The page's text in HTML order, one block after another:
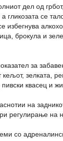
дел од
гликозата се
брокула и
за
зелката,
квасец и
на
регулирање на
со